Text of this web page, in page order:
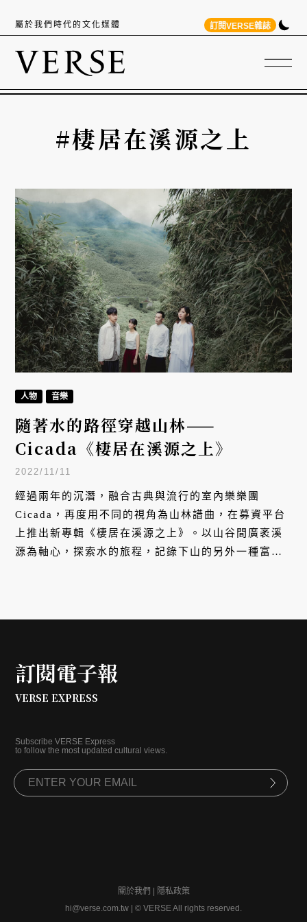
屬於我們時代的文化媒體 訂閱VERSE雜誌
#棲居在溪源之上
人物 音樂
隨著水的路徑穿越山林——
Cicada《棲居在溪源之上》
2022/11/11
經過兩年的沉潛，融合古典與流行的室內樂樂團
Cicada，再度用不同的視角為山林譜曲，在募資平台
上推出新專輯《棲居在溪源之上》。以山谷間廣袤溪
源為軸心，探索水的旅程，記錄下山的另外一種富含
訂閱電子報
VERSE EXPRESS
Subscribe VERSE Express
to follow the most updated cultural views.
關於我們
隱私政策
hi@verse.com.tw
© VERSE All rights reserved.